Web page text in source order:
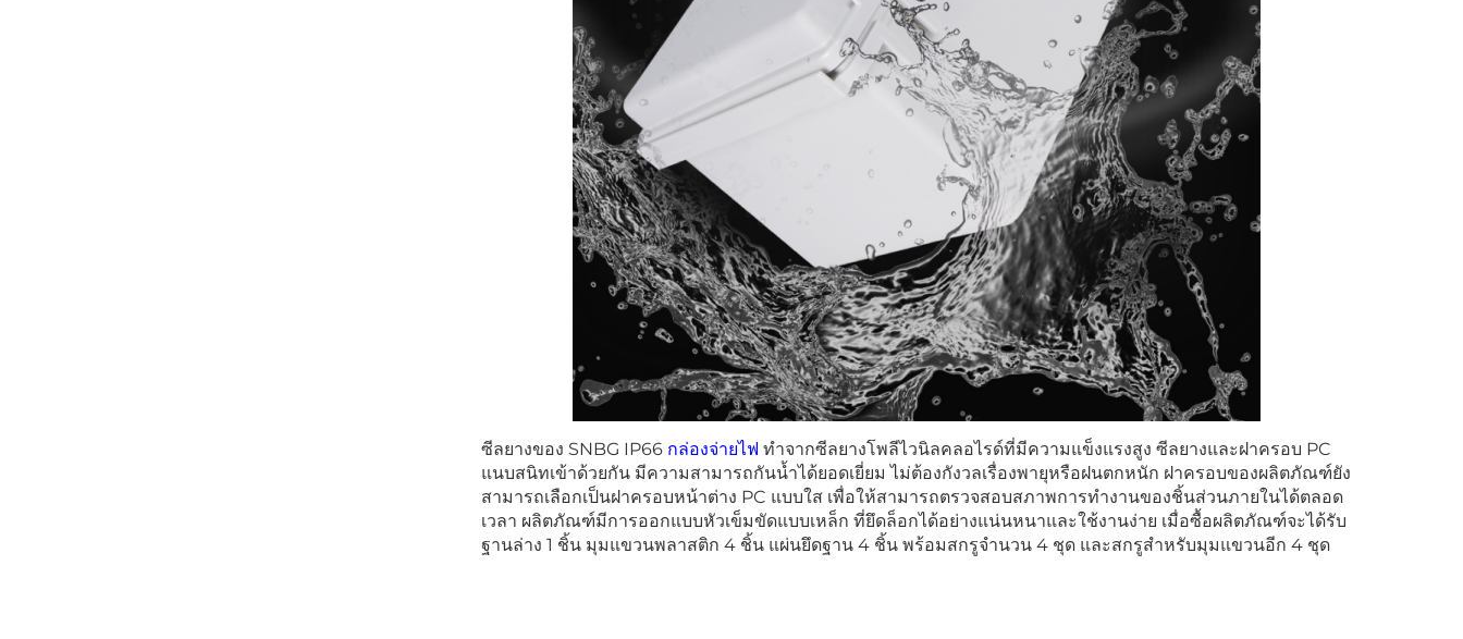
ซีลยางของ SNBG IP66 กล่องจ่ายไฟ ทำจากซีลยางโพลีไวนิลคลอไรด์ที่มีความแข็งแรงสูง ซีลยางและฝาครอบ PC
แนบสนิทเข้าด้วยกัน มีความสามารถกันน้ำได้ยอดเยี่ยม ไม่ต้องกังวลเรื่องพายุหรือฝนตกหนัก ฝาครอบของผลิตภัณฑ์ยัง
สามารถเลือกเป็นฝาครอบหน้าต่าง PC แบบใส เพื่อให้สามารถตรวจสอบสภาพการทำงานของชิ้นส่วนภายในได้ตลอด
เวลา ผลิตภัณฑ์มีการออกแบบหัวเข็มขัดแบบเหล็ก ที่ยึดล็อกได้อย่างแน่นหนาและใช้งานง่าย เมื่อซื้อผลิตภัณฑ์จะได้รับ
ฐานล่าง 1 ชิ้น มุมแขวนพลาสติก 4 ชิ้น แผ่นยึดฐาน 4 ชิ้น พร้อมสกรูจำนวน 4 ชุด และสกรูสำหรับมุมแขวนอีก 4 ชุด